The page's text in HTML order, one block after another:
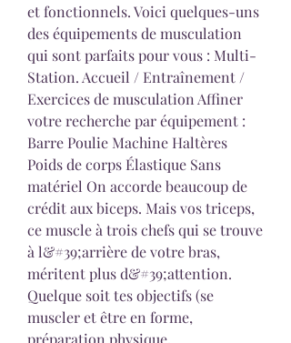
et fonctionnels. Voici quelques-uns
des équipements de musculation
qui sont parfaits pour vous : Multi-
Station. Accueil / Entraînement /
Exercices de musculation Affiner
votre recherche par équipement :
Barre Poulie Machine Haltères
Poids de corps Élastique Sans
matériel On accorde beaucoup de
crédit aux biceps. Mais vos triceps,
ce muscle à trois chefs qui se trouve
à l&#39;arrière de votre bras,
méritent plus d&#39;attention.
Quelque soit tes objectifs (se
muscler et être en forme,
préparation physique,